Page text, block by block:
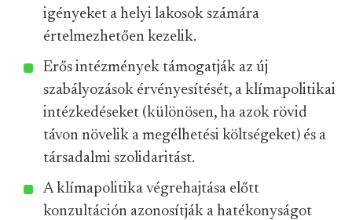
igényeket a helyi lakosok számára
értelmezhetően kezelik.
Erős intézmények támogatják az új
szabályozások érvényesítését, a klímapolitikai
intézkedéseket (különösen, ha azok rövid
távon növelik a megélhetési költségeket) és a
társadalmi szolidaritást.
A klímapolitika végrehajtása előtt
konzultáción azonosítják a hatékonyságot